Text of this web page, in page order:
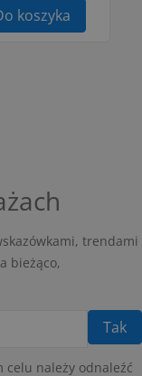
koszyka
trendami
bieżąco,
celu należy odnaleźć